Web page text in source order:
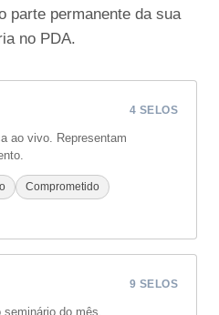
parte permanente da sua
no PDA.
4 SELOS
ao vivo. Representam
Comprometido
9 SELOS
do mês.